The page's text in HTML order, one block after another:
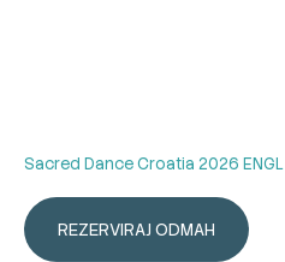
Sacred Dance Croatia 2026 ENGL
REZERVIRAJ ODMAH